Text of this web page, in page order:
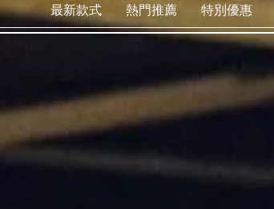
最新款式 熱門推薦 特別優惠